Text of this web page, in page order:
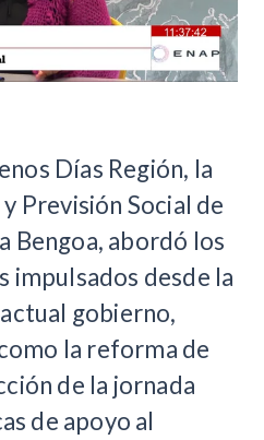
Días Región, la
Previsión Social de
Bengoa, abordó los
impulsados desde la
gobierno,
la reforma de
de la jornada
de apoyo al